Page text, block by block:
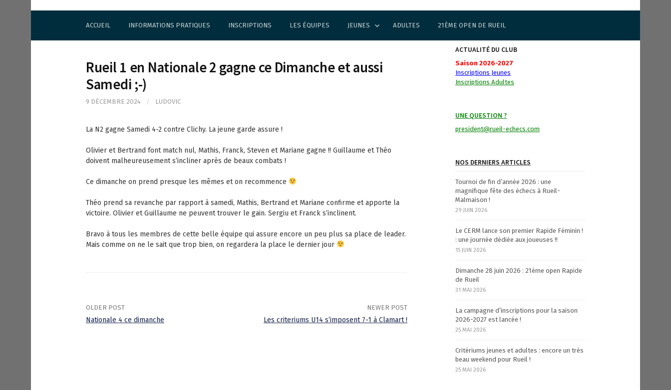
ACCUEIL INFORMATIONS PRATIQUES INSCRIPTIONS LES ÉQUIPES JEUNES ADULTES 21ÈME OPEN DE RUEIL
Rueil 1 en Nationale 2 gagne ce Dimanche et aussi
Samedi ;-)
9 DÉCEMBRE 2024 / LUDOVIC
La N2 gagne Samedi 4-2 contre Clichy. La jeune garde assure !
Olivier et Bertrand font match nul, Mathis, Franck, Steven et Mariane gagne !! Guillaume et Théo
doivent malheureusement s’incliner après de beaux combats !
Ce dimanche on prend presque les mêmes et on recommence
Théo prend sa revanche par rapport à samedi, Mathis, Bertrand et Mariane confirme et apporte la
victoire. Olivier et Guillaume ne peuvent trouver le gain. Sergiu et Franck s’inclinent.
Bravo à tous les membres de cette belle équipe qui assure encore un peu plus sa place de leader.
Mais comme on ne le sait que trop bien, on regardera la place le dernier jour
OLDER POST
Nationale 4 ce dimanche
NEWER POST
Les criteriums U14 s’imposent 7-1 à Clamart !
ACTUALITÉ DU CLUB
Saison 2026-2027
Inscriptions Jeunes
Inscriptions Adultes
UNE QUESTION ?
president@rueil-echecs.com
NOS DERNIERS ARTICLES
Tournoi de fin d’année 2026 : une
magnifique fête des échecs à Rueil-
Malmaison !
29 JUIN 2026
Le CERM lance son premier Rapide Féminin !
: une journée dédiée aux joueuses !!
15 JUIN 2026
Dimanche 28 juin 2026 : 21ème open Rapide
de Rueil
31 MAI 2026
La campagne d’inscriptions pour la saison
2026-2027 est lancée !
25 MAI 2026
Critériums jeunes et adultes : encore un très
beau weekend pour Rueil !
25 MAI 2026